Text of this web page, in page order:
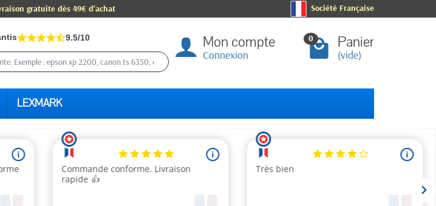
gratuite dès 49€ d'achat Société Française
9.5/10 Mon compte
Connexion
0 Panier
(vide)
LEXMARK